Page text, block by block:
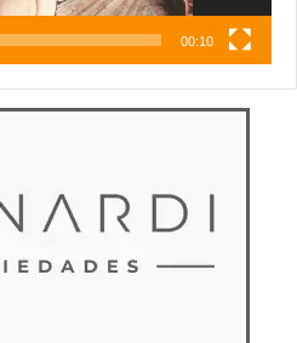
00:10